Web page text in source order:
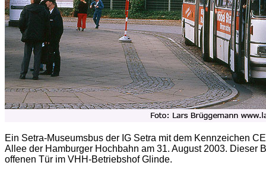
Ein Setra-Museumsbus der IG Setra mit dem Kennzeichen
Allee der Hamburger Hochbahn am 31. August 2003. Dieser
offenen Tür im VHH-Betriebshof Glinde.